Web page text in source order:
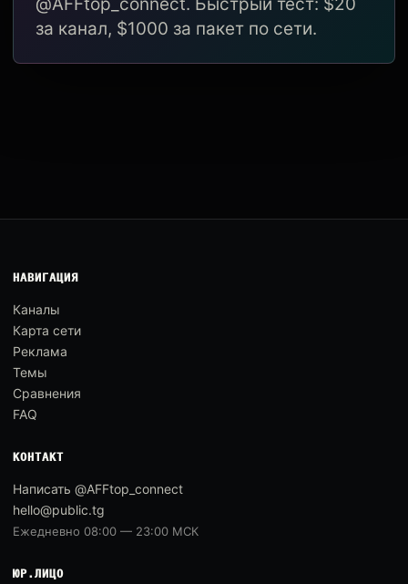
за канал, $1000 за пакет по сети.
НАВИГАЦИЯ
Каналы
Карта сети
Реклама
Темы
Сравнения
FAQ
КОНТАКТ
Написать @AFFtop_connect
hello@public.tg
Ежедневно 08:00 — 23:00 МСК
ЮР.ЛИЦО